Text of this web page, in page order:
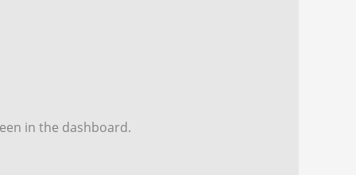
in the dashboard.